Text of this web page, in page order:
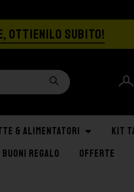
DA €129
OTTIENILO SUBITO!
& ALIMENTATORI KIT
BUONI REGALO OFFERTE